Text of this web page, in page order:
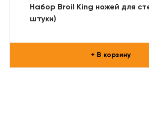
Набор Broil King ножей для
штуки)
+ В корзину